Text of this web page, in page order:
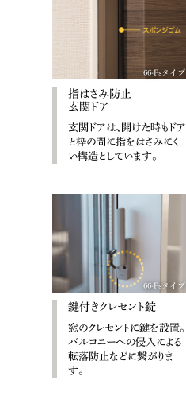
66-Fsタイプ
指はさみ防止
玄関ドア
玄関ドアは、開けた時もドア
と枠の間に指をはさみにく
い構造としています。
66-Fsタイプ
鍵付きクレセント錠
窓のクレセントに鍵を設置。
バルコニーへの侵入による
転落防止などに繋がりま
す。